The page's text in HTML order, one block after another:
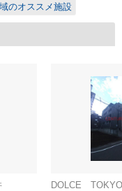
のオススメ施設